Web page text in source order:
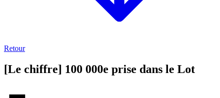
Retour
[Le chiffre] 100 000e prise dans le Lot